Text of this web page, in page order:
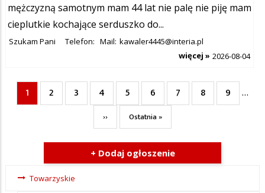
mężczyzną samotnym mam 44 lat nie palę nie piję mam
cieplutkie kochające serduszko do...
Szukam Pani Telefon: Mail: kawaler4445@interia.pl
2026-08-04
więcej »
Stronicowanie
Bieżąca
strona
1 Page
2 Page
3 Page
4 Page
5 Page
6 Page
7 Page
8 Page
9
…
Następna
strona
››
Ostatnia
strona
Ostatnia »
+ Dodaj ogłoszenie
Ogłoszenia
Towarzyskie